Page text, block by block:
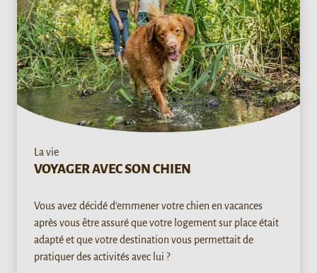
La vie
VOYAGER AVEC SON CHIEN
Vous avez décidé d'emmener votre chien en vacances
après vous être assuré que votre logement sur place était
adapté et que votre destination vous permettait de
pratiquer des activités avec lui ?